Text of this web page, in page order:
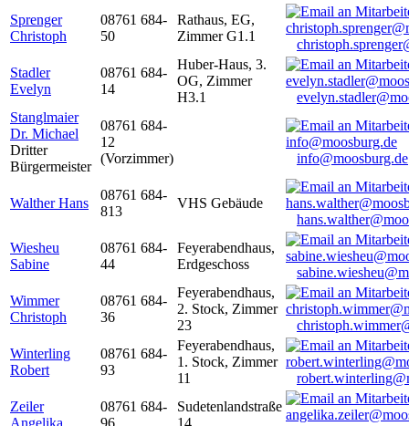
Sprenger
Christoph
08761 684-
50
Rathaus, EG,
Zimmer G1.1
Stadler
Evelyn
08761 684-
14
Huber-Haus, 3.
OG, Zimmer
H3.1
Stanglmaier
Dr. Michael
Dritter
Bürgermeister
08761 684-
12
(Vorzimmer)
info@moosburg.de
Walther Hans
08761 684-
813
VHS Gebäude
Wiesheu
Sabine
08761 684-
44
Feyerabendhaus,
Erdgeschoss
Wimmer
Christoph
08761 684-
36
Feyerabendhaus,
2. Stock, Zimmer
23
Winterling
Robert
08761 684-
93
Feyerabendhaus,
1. Stock, Zimmer
11
Zeiler
Angelika
08761 684-
96
Sudetenlandstraße
14